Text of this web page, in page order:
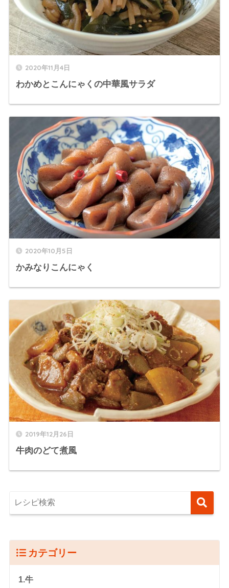
2020年11月4日
わかめとこんにゃくの中華風サラダ
2020年10月5日
かみなりこんにゃく
2019年12月26日
牛肉のどて煮風
カテゴリー
1.牛